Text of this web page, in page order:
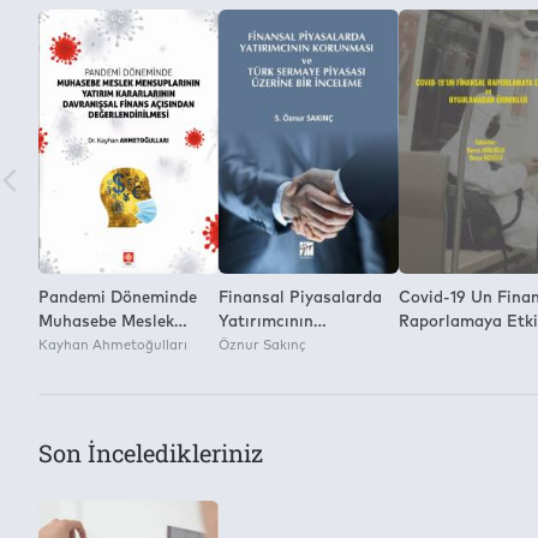
Yayınevi
Gazi Kitabevi
2
Kitap Dosyasını Farklı Kaydetme ve Dijital Ortamda
Yok
Pandemi Döneminde
Muhasebe Meslek
Mensuplarının Yatırım
Değerlendirilmesi
Kayhan Ahmetoğulları
Kayhan Ahmetoğulları
Finansal Piyasalarda
Yatırımcının
Korunması
Öznur Sakınç
Covid-19 Un
Raporlamaya
Son İnceledikleriniz